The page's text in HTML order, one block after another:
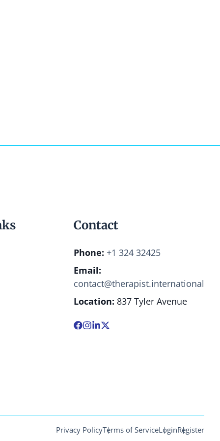
Contact
Phone: +1 324 32425
Email:
contact@therapist.international
Location: 837 Tyler Avenue
Privacy PolicyTerms of ServiceLoginRegister